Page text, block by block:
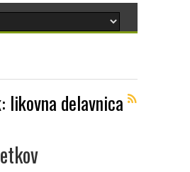
likovna delavnica